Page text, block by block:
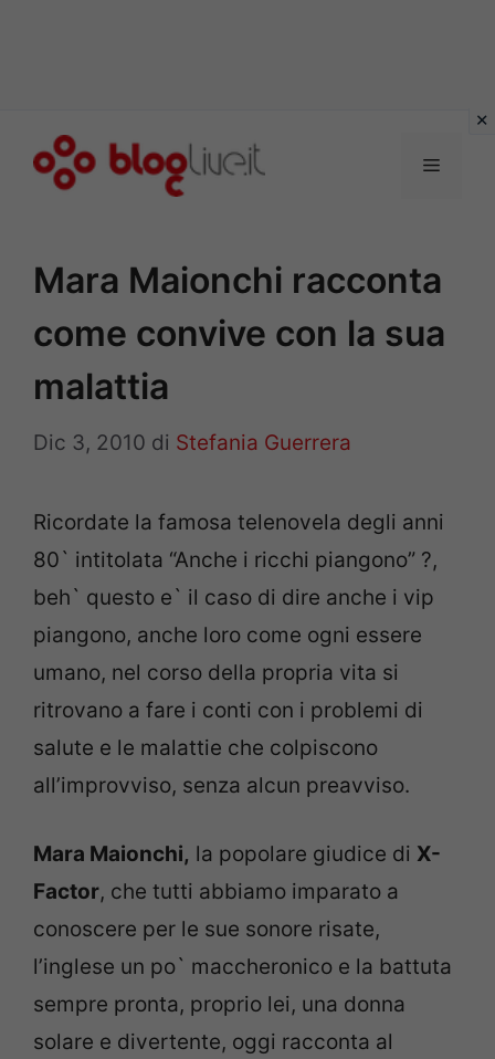
Menu
Mara Maionchi racconta
come convive con la sua
malattia
Dic 3, 2010 di Stefania Guerrera
Ricordate la famosa telenovela degli anni
80` intitolata “Anche i ricchi piangono” ?,
beh` questo e` il caso di dire anche i vip
piangono, anche loro come ogni essere
umano, nel corso della propria vita si
ritrovano a fare i conti con i problemi di
salute e le malattie che colpiscono
all’improvviso, senza alcun preavviso.
Mara Maionchi, la popolare giudice di X-
Factor, che tutti abbiamo imparato a
conoscere per le sue sonore risate,
l’inglese un po` maccheronico e la battuta
sempre pronta, proprio lei, una donna
solare e divertente, oggi racconta al